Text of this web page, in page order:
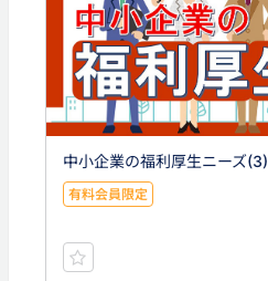
中小企業の福利厚生ニーズ(3)
有料会員限定